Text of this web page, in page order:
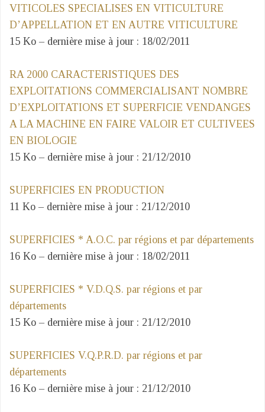
VITICOLES SPECIALISES EN VITICULTURE
D’APPELLATION ET EN AUTRE VITICULTURE
15 Ko – dernière mise à jour : 18/02/2011
RA 2000 CARACTERISTIQUES DES
EXPLOITATIONS COMMERCIALISANT NOMBRE
D’EXPLOITATIONS ET SUPERFICIE VENDANGES
A LA MACHINE EN FAIRE VALOIR ET CULTIVEES
EN BIOLOGIE
15 Ko – dernière mise à jour : 21/12/2010
SUPERFICIES EN PRODUCTION
11 Ko – dernière mise à jour : 21/12/2010
SUPERFICIES * A.O.C. par régions et par départements
16 Ko – dernière mise à jour : 18/02/2011
SUPERFICIES * V.D.Q.S. par régions et par
départements
15 Ko – dernière mise à jour : 21/12/2010
SUPERFICIES V.Q.P.R.D. par régions et par
départements
16 Ko – dernière mise à jour : 21/12/2010